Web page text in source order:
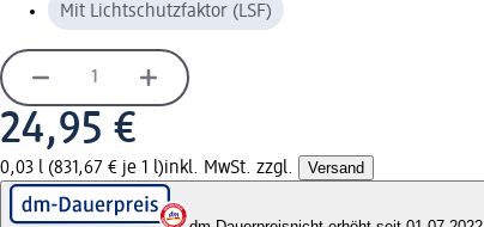
Mit Lichtschutzfaktor (LSF)
24,95 €
0,03 l (831,67 € je 1 l)inkl. MwSt. zzgl. Versand